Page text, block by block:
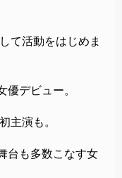
て活動をはじめま
優デビュー。
主演も。
台も多数こなす女